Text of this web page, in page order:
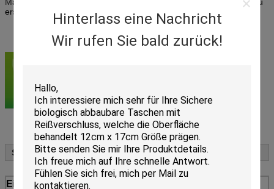
Hinterlass eine Nachricht
Wir rufen Sie bald zurück!
ersetzen.
Spezifikationen:
Einzelteil
Umweltfreundlicher biologisch abbaubarer